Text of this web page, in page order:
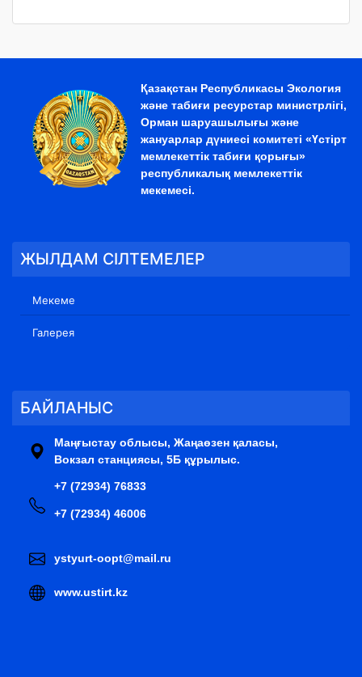
Қазақстан Республикасы Экология
және табиғи ресурстар министрлігі,
Орман шаруашылығы және
жануарлар дүниесі комитеті «Үстірт
мемлекеттік табиғи қорығы»
республикалық мемлекеттік
мекемесі.
ЖЫЛДАМ СІЛТЕМЕЛЕР
Мекеме
Галерея
БАЙЛАНЫС
Маңғыстау облысы, Жаңаөзен қаласы,
Вокзал станциясы, 5Б құрылыс.
+7 (72934) 76833
+7 (72934) 46006
ystyurt-oopt@mail.ru
www.ustirt.kz